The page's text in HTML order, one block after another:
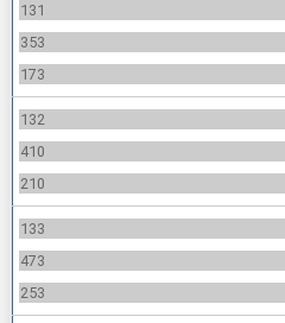
131
353
173
132
410
210
133
473
253